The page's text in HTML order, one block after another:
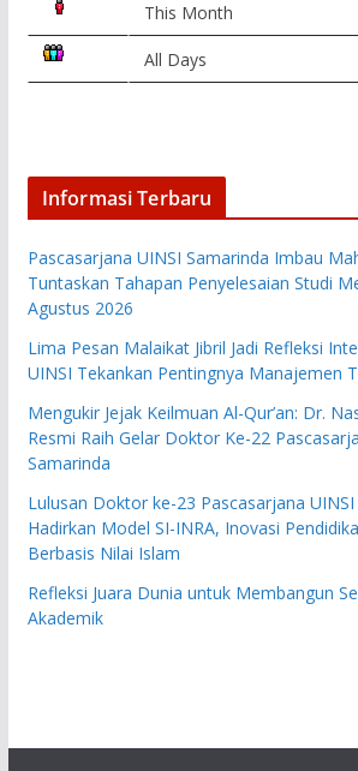
This Month
All Days
Informasi Terbaru
Pascasarjana UINSI Samarinda Imbau
Tuntaskan Tahapan Penyelesaian Studi
Agustus 2026
Lima Pesan Malaikat Jibril Jadi Refleksi
UINSI Tekankan Pentingnya Manajemen
Mengukir Jejak Keilmuan Al-Qur’an: Dr.
Resmi Raih Gelar Doktor Ke-22
Samarinda
Lulusan Doktor ke-23 Pascasarjana
Hadirkan Model SI-INRA, Inovasi
Berbasis Nilai Islam
Refleksi Juara Dunia untuk Membangun
Akademik